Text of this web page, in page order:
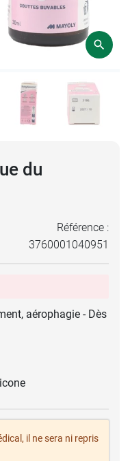
du
Référence :
3760001040951
aérophagie - Dès
il ne sera ni repris